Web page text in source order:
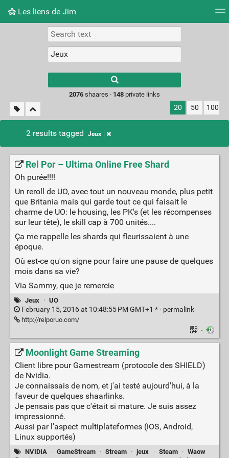
Les liens de Jim
Picture wall
results.
2076shaares · 148private links
20 50 100
2 results tagged Jeux
Rel Por – Ultima Online Free Shard
Oh purée!!!!
Un reroll de UO, avec tout un nouveau monde, plus petit
que Britania mais qui garde tout ce qui faisait le
charme de UO: le housing, les PK's (et les récompenses
sur leur tête), le skill cap à 700 unités....
Ça me rappelle les shards qui fleurissaient à une
époque.
Où est-ce qu'on signe pour faire une pause de quelques
mois dans sa vie?
Via Sammy, que je remercie
Jeux · UO
February 15, 2016 at 10:48:55 PM GMT+1 * · permalink
http://relporuo.com/
·
Moonlight Game Streaming
Client libre pour Gamestream (protocole des SHIELD)
de Nvidia.
Je connaissais de nom, et j'ai testé aujourd'hui, à la
faveur de quelques shaarlinks.
Je pensais pas que c'était si mature. Je suis assez
impressionné.
Aussi par l'aspect multiplateformes (iOS, Android,
Linux supportés)
NVIDIA · GameStream · Stream · jeux · Steam · Waow